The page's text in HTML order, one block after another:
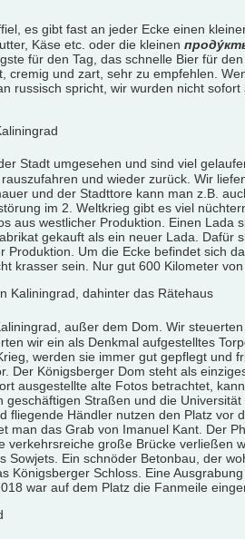
es gibt fast an jeder Ecke einen
Käse etc. oder die kleinen
für den Tag, das schnelle Bier für
cremig und zart, sehr zu empfehlen.
russisch spricht, wir wurden nicht
Stadt umgesehen und sind viel
und wieder zurück. Wir
und der Stadttore kann man z.B.
im 2. Weltkrieg gibt es viel
aus westlicher Produktion. Einen Lada
gekauft als ein neuer Lada. Dafür
Produktion. Um die Ecke befindet sich
krasser sein. Nur gut 600 Kilometer
außer dem Dom. Wir
wir ein als Denkmal aufgestelltes
werden sie immer gut gepflegt und
Der Königsberger Dom steht als
ausgestellte alte Fotos betrachtet,
geschäftigen Straßen und die
fliegende Händler nutzen den Platz vor
man das Grab von Imanuel Kant. Der
verkehrsreiche große Brücke verließen
Sowjets. Ein schnöder Betonbau, der
Königsberger Schloss. Eine
war auf dem Platz die Fanmeile